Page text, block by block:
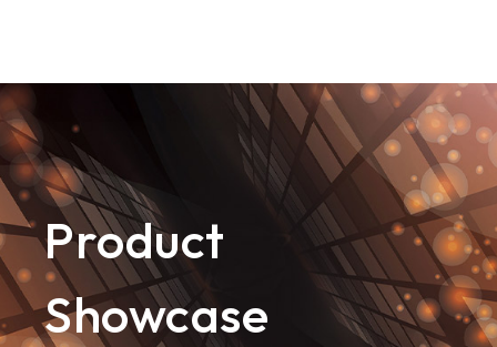
goldennet
N-Partner
TeamT5 杜浦數位安全
QSAN 廣盛科技
OPSWAT
Product
Showcase